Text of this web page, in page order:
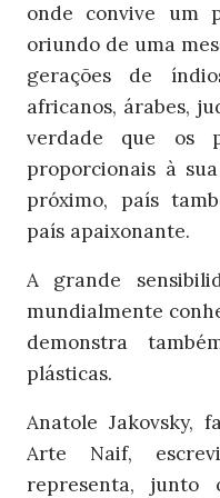
onde convive um
oriundo de uma
gerações de
africanos, árabes,
verdade que os
proporcionais à
próximo, país
país apaixonante.
A grande
mundialmente
demonstra
plásticas.
Anatole Jakovsky,
Arte Naif,
representa,